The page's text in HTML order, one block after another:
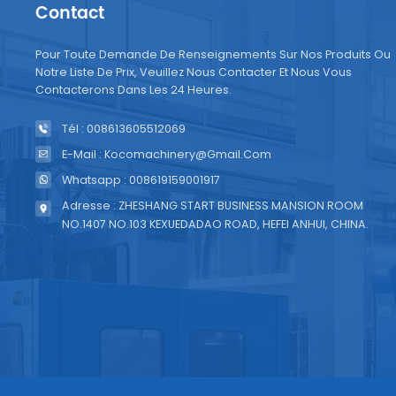
être
Contact
Pour Toute Demande De Renseignements Sur Nos Produits Ou
Notre Liste De Prix, Veuillez Nous Contacter Et Nous Vous
Contacterons Dans Les 24 Heures.
Tél : 008613605512069
E-Mail : Kocomachinery@gmail.com
Whatsapp : 008619159001917
Adresse : ZHESHANG START BUSINESS MANSION ROOM
NO.1407 NO.103 KEXUEDADAO ROAD, HEFEI ANHUI, CHINA.